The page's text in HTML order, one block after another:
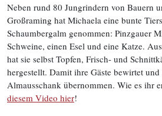
Neben rund 80 Jungrindern von Bauern
Großraming hat Michaela eine bunte
Schaumbergalm genommen: Pinzgauer
Schweine, einen Esel und eine Katze.
hat sie selbst Topfen, Frisch- und
hergestellt. Damit ihre Gäste bewirtet
Almausschank übernommen. Wie es ihr
diesem Video hier!